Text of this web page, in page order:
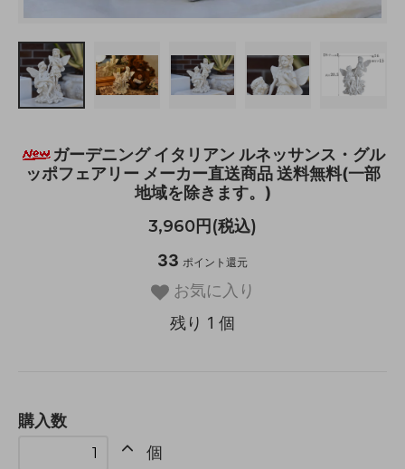
ガーデニング イタリアン ルネッサンス・グル
ッポフェアリー メーカー直送商品 送料無料(一部
地域を除きます。)
3,960円(税込)
33 ポイント還元
お気に入り
残り 1 個
購入数
個